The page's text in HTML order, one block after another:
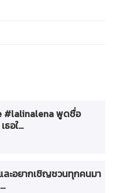
#lalinalena พูดชื่อ
อใ...
ละอยากเชิญชวนทุกคนมา